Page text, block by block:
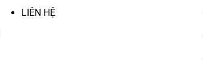
LIÊN HỆ